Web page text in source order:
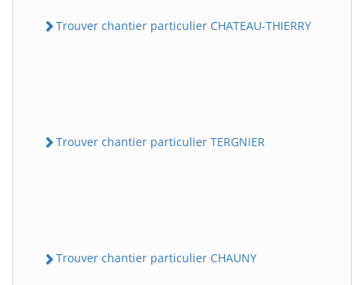
Trouver chantier particulier CHATEAU-THIERRY
Trouver chantier particulier TERGNIER
Trouver chantier particulier CHAUNY